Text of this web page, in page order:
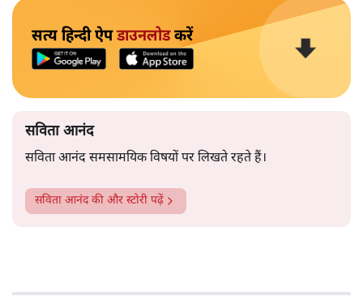
सत्य हिन्दी ऐपडाउनलोडकरें
सविता आनंद
सविता आनंद समसामयिक विषयों पर लिखते रहते हैं।
सविता आनंदकी और स्टोरी पढ़ें